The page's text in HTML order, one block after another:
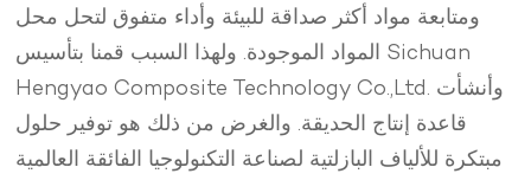
ومتابعة مواد أكثر صداقة للبيئة وأداء متفوق لتحل محل
المواد الموجودة. ولهذا السبب قمنا بتأسيس Sichuan
Hengyao Composite Technology Co.,Ltd. وأنشأت
قاعدة إنتاج الحديقة. والغرض من ذلك هو توفير حلول
مبتكرة للألياف البازلتية لصناعة التكنولوجيا الفائقة العالمية